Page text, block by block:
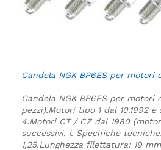
Candela NGK BP6ES per motori
Candela NGK BP6ES per motori
pezzi).Motori tipo 1 dal 10.1992 e
4.Motori CT / CZ dal 1980
successivi. |. Specifiche
1,25.Lunghezza filettatura: 19